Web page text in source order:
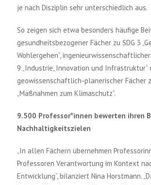
je nach Disziplin sehr unterschiedlich aus.
So zeigen sich etwa besonders häufige
gesundheitsbezogener Fächer zu SDG 3
Wohlergehen“, ingenieurwissenschaftlicher
9 „Industrie, Innovation und Infrastruktur“
geowissenschaftlich-planerischer Fächer
„Maßnahmen zum Klimaschutz“.
9.500 Professor*innen bewerten ihren
Nachhaltigkeitszielen
„In allen Fächern übernehmen
Professoren Verantwortung im Kontext
Entwicklung“, bilanziert Nina Horstmann.